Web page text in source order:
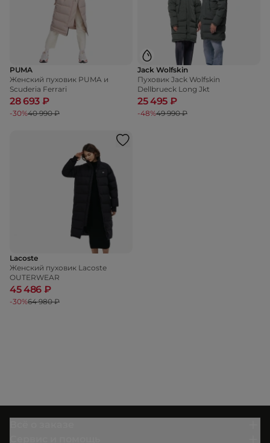
PUMA
Женский пуховик PUMA и
Scuderia Ferrari
28 693 ₽
-30%40 990 ₽
Jack Wolfskin
Пуховик Jack Wolfskin
Dellbrueck Long Jkt
25 495 ₽
-48%49 990 ₽
Lacoste
Женский пуховик Lacoste
OUTERWEAR
45 486 ₽
-30%64 980 ₽